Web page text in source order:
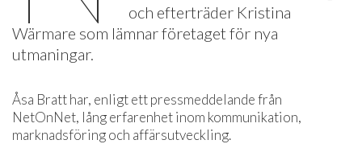
och efterträder Kristina
Wärmare som lämnar företaget för nya
utmaningar.
Åsa Bratt har, enligt ett pressmeddelande från
NetOnNet, lång erfarenhet inom kommunikation,
marknadsföring och affärsutveckling.